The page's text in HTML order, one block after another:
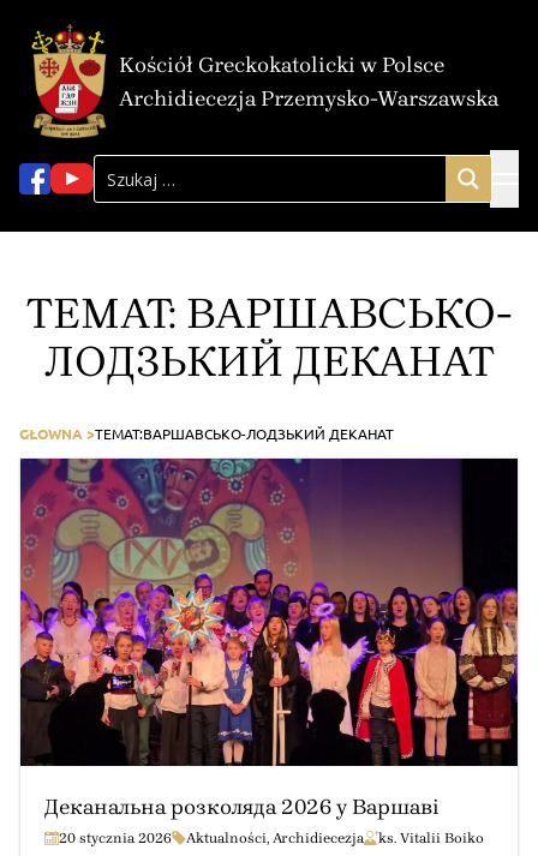
Kościół Greckokatolicki w Polsce
Archidiecezja Przemysko-Warszawska
TEMAT: ВАРШАВСЬКО-
ЛОДЗЬКИЙ ДЕКАНАТ
GŁOWNA >TEMAT:ВАРШАВСЬКО-ЛОДЗЬКИЙ ДЕКАНАТ
Деканальна розколяда 2026 у Варшаві
20 stycznia 2026 Aktualności, Archidiecezja ks. Vitalii Boiko